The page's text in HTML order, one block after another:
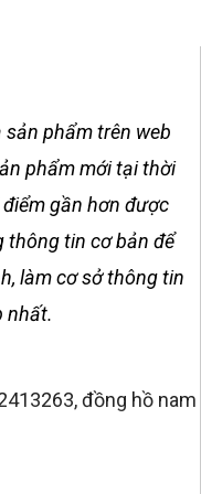
phẩm trên web
phẩm mới tại thời
gần hơn được
thông tin cơ bản để
làm cơ sở thông tin
nhất.
đồng hồ nam